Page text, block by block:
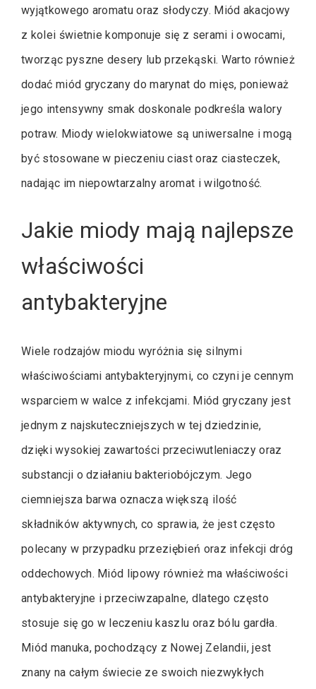
wyjątkowego aromatu oraz słodyczy. Miód akacjowy
z kolei świetnie komponuje się z serami i owocami,
tworząc pyszne desery lub przekąski. Warto również
dodać miód gryczany do marynat do mięs, ponieważ
jego intensywny smak doskonale podkreśla walory
potraw. Miody wielokwiatowe są uniwersalne i mogą
być stosowane w pieczeniu ciast oraz ciasteczek,
nadając im niepowtarzalny aromat i wilgotność.
Jakie miody mają najlepsze
właściwości
antybakteryjne
Wiele rodzajów miodu wyróżnia się silnymi
właściwościami antybakteryjnymi, co czyni je cennym
wsparciem w walce z infekcjami. Miód gryczany jest
jednym z najskuteczniejszych w tej dziedzinie,
dzięki wysokiej zawartości przeciwutleniaczy oraz
substancji o działaniu bakteriobójczym. Jego
ciemniejsza barwa oznacza większą ilość
składników aktywnych, co sprawia, że jest często
polecany w przypadku przeziębień oraz infekcji dróg
oddechowych. Miód lipowy również ma właściwości
antybakteryjne i przeciwzapalne, dlatego często
stosuje się go w leczeniu kaszlu oraz bólu gardła.
Miód manuka, pochodzący z Nowej Zelandii, jest
znany na całym świecie ze swoich niezwykłych